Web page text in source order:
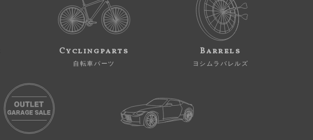
Cyclingparts
自転車パーツ
Barrels
ヨシムラバレルズ